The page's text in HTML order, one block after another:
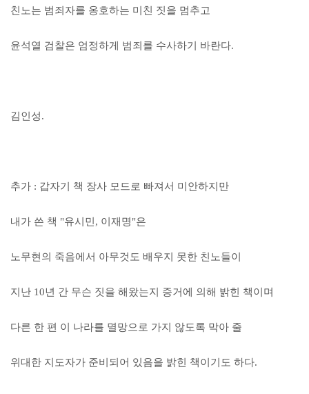
친노는 범죄자를 옹호하는 미친 짓을 멈추고
윤석열 검찰은 엄정하게 범죄를 수사하기 바란다.
김인성.
추가 : 갑자기 책 장사 모드로 빠져서 미안하지만
내가 쓴 책 "유시민, 이재명"은
노무현의 죽음에서 아무것도 배우지 못한 친노들이
지난 10년 간 무슨 짓을 해왔는지 증거에 의해 밝힌 책이며
다른 한 편 이 나라를 멸망으로 가지 않도록 막아 줄
위대한 지도자가 준비되어 있음을 밝힌 책이기도 하다.